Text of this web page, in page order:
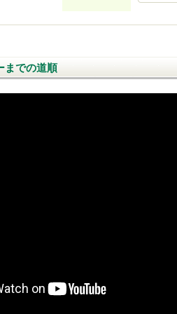
までの道順